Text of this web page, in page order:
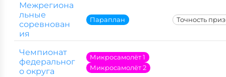
Межрегиона
льные
соревнован
ия
Параплан Точность
Чемпионат
федеральног
о округа
Микросамолёт 1
Микросамолёт 2